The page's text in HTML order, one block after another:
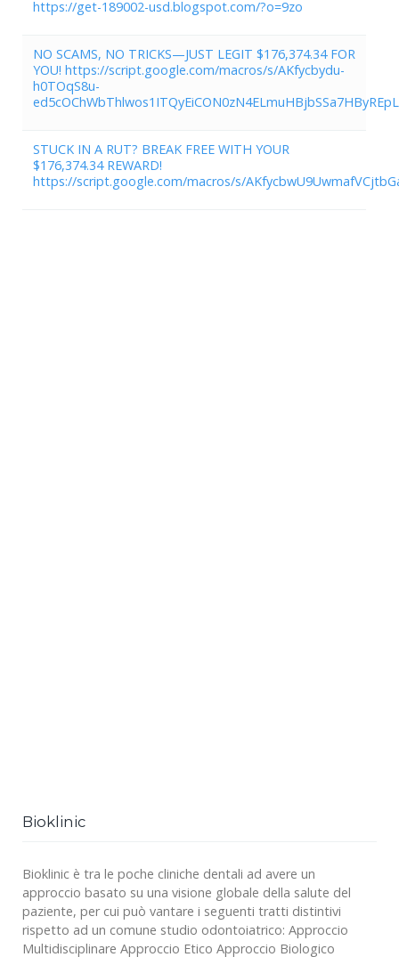
https://get-189002-usd.blogspot.com/?o=9zo
NO SCAMS, NO TRICKS—JUST LEGIT $176,374.34 FOR
YOU! https://script.google.com/macros/s/AKfycbydu-
h0TOqS8u-
STUCK IN A RUT? BREAK FREE WITH YOUR
$176,374.34 REWARD!
https://script.google.com/macros/s/
Bioklinic
Bioklinic è tra le poche cliniche dentali ad avere un
approccio basato su una visione globale della salute del
paziente, per cui può vantare i seguenti tratti distintivi
rispetto ad un comune studio odontoiatrico: Approccio
Multidisciplinare Approccio Etico Approccio Biologico